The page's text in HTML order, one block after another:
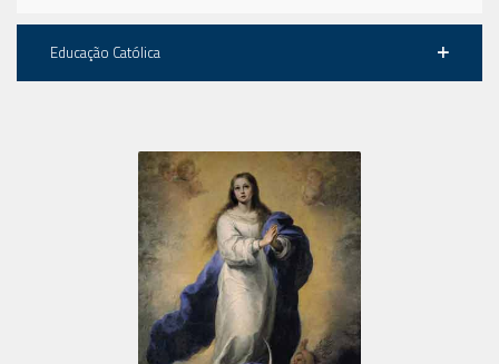
Educação Católica